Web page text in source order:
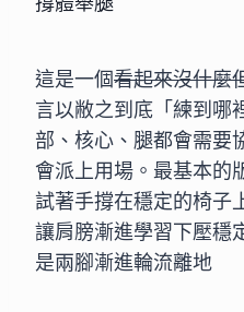
這是一個看起來沒什麼
言以敝之到底「練到哪
部、核心、腿都會需要
會派上用場。最基本的
試著手撐在穩定的椅子
讓肩膀漸進學習下壓穩
是兩腳漸進輪流離地